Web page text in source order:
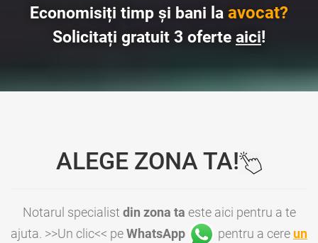
Economisiți timp și bani la avocat?
Solicitați gratuit 3 oferte aici!
ALEGE ZONA TA!
Notarul specialist din zona ta este aici pentru a te
ajuta. >>Un clic<< peWhatsApp pentru a cere un